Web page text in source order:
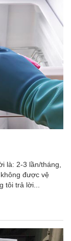
là: 2-3 lần/tháng,
được vệ
tôi trả lời...